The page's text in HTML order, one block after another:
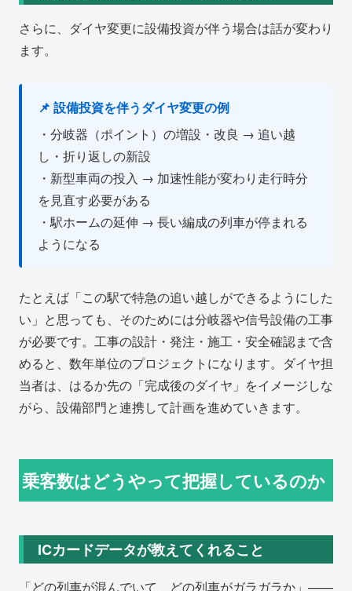
さらに、ダイヤ変更に設備投資が伴う場合は話が変わり
ます。
📌 設備投資を伴うダイヤ変更の例
・分岐器（ポイント）の増設・改良 → 追い越
し・折り返しの新設
・新型車両の投入 → 加速性能が変わり走行時分
を見直す必要がある
・駅ホームの延伸 → 長い編成の列車が停まれる
ようになる
たとえば「この駅で特急の追い越しができるようにした
い」と思っても、そのためには分岐器や信号設備の工事
が必要です。工事の設計・発注・施工・安全確認まで含
めると、数年単位のプロジェクトになります。ダイヤ担
当者は、はるか先の「完成後のダイヤ」をイメージしな
がら、設備部門と連携して計画を進めていきます。
乗客数はどうやって把握しているのか
ICカードデータが教えてくれること
「どの列車が混んでいて、どの列車がガラガラか」——